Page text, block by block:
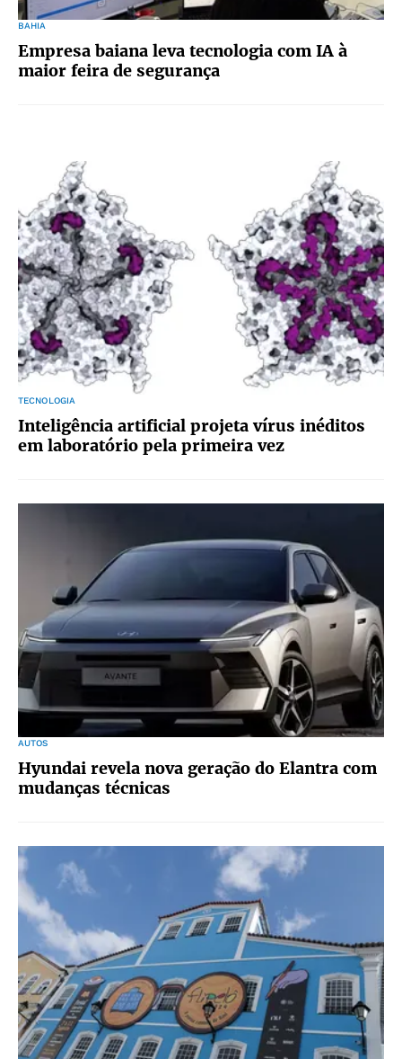
BAHIA
Empresa baiana leva tecnologia com IA à
maior feira de segurança
TECNOLOGIA
Inteligência artificial projeta vírus inéditos
em laboratório pela primeira vez
AUTOS
Hyundai revela nova geração do Elantra com
mudanças técnicas